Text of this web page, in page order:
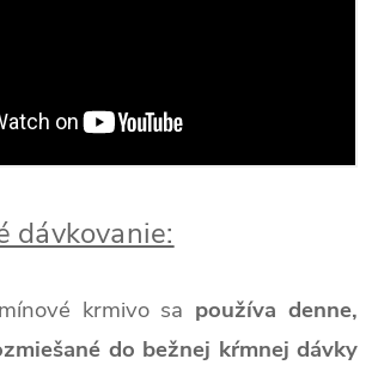
dávkovanie:
krmivo sa používa denne,
do bežnej kŕmnej dávky